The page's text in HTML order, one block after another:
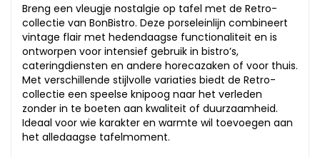
Breng een vleugje nostalgie op tafel met de Retro-
collectie van BonBistro. Deze porseleinlijn combineert
vintage flair met hedendaagse functionaliteit en is
ontworpen voor intensief gebruik in bistro’s,
cateringdiensten en andere horecazaken of voor thuis.
Met verschillende stijlvolle variaties biedt de Retro-
collectie een speelse knipoog naar het verleden
zonder in te boeten aan kwaliteit of duurzaamheid.
Ideaal voor wie karakter en warmte wil toevoegen aan
het alledaagse tafelmoment.